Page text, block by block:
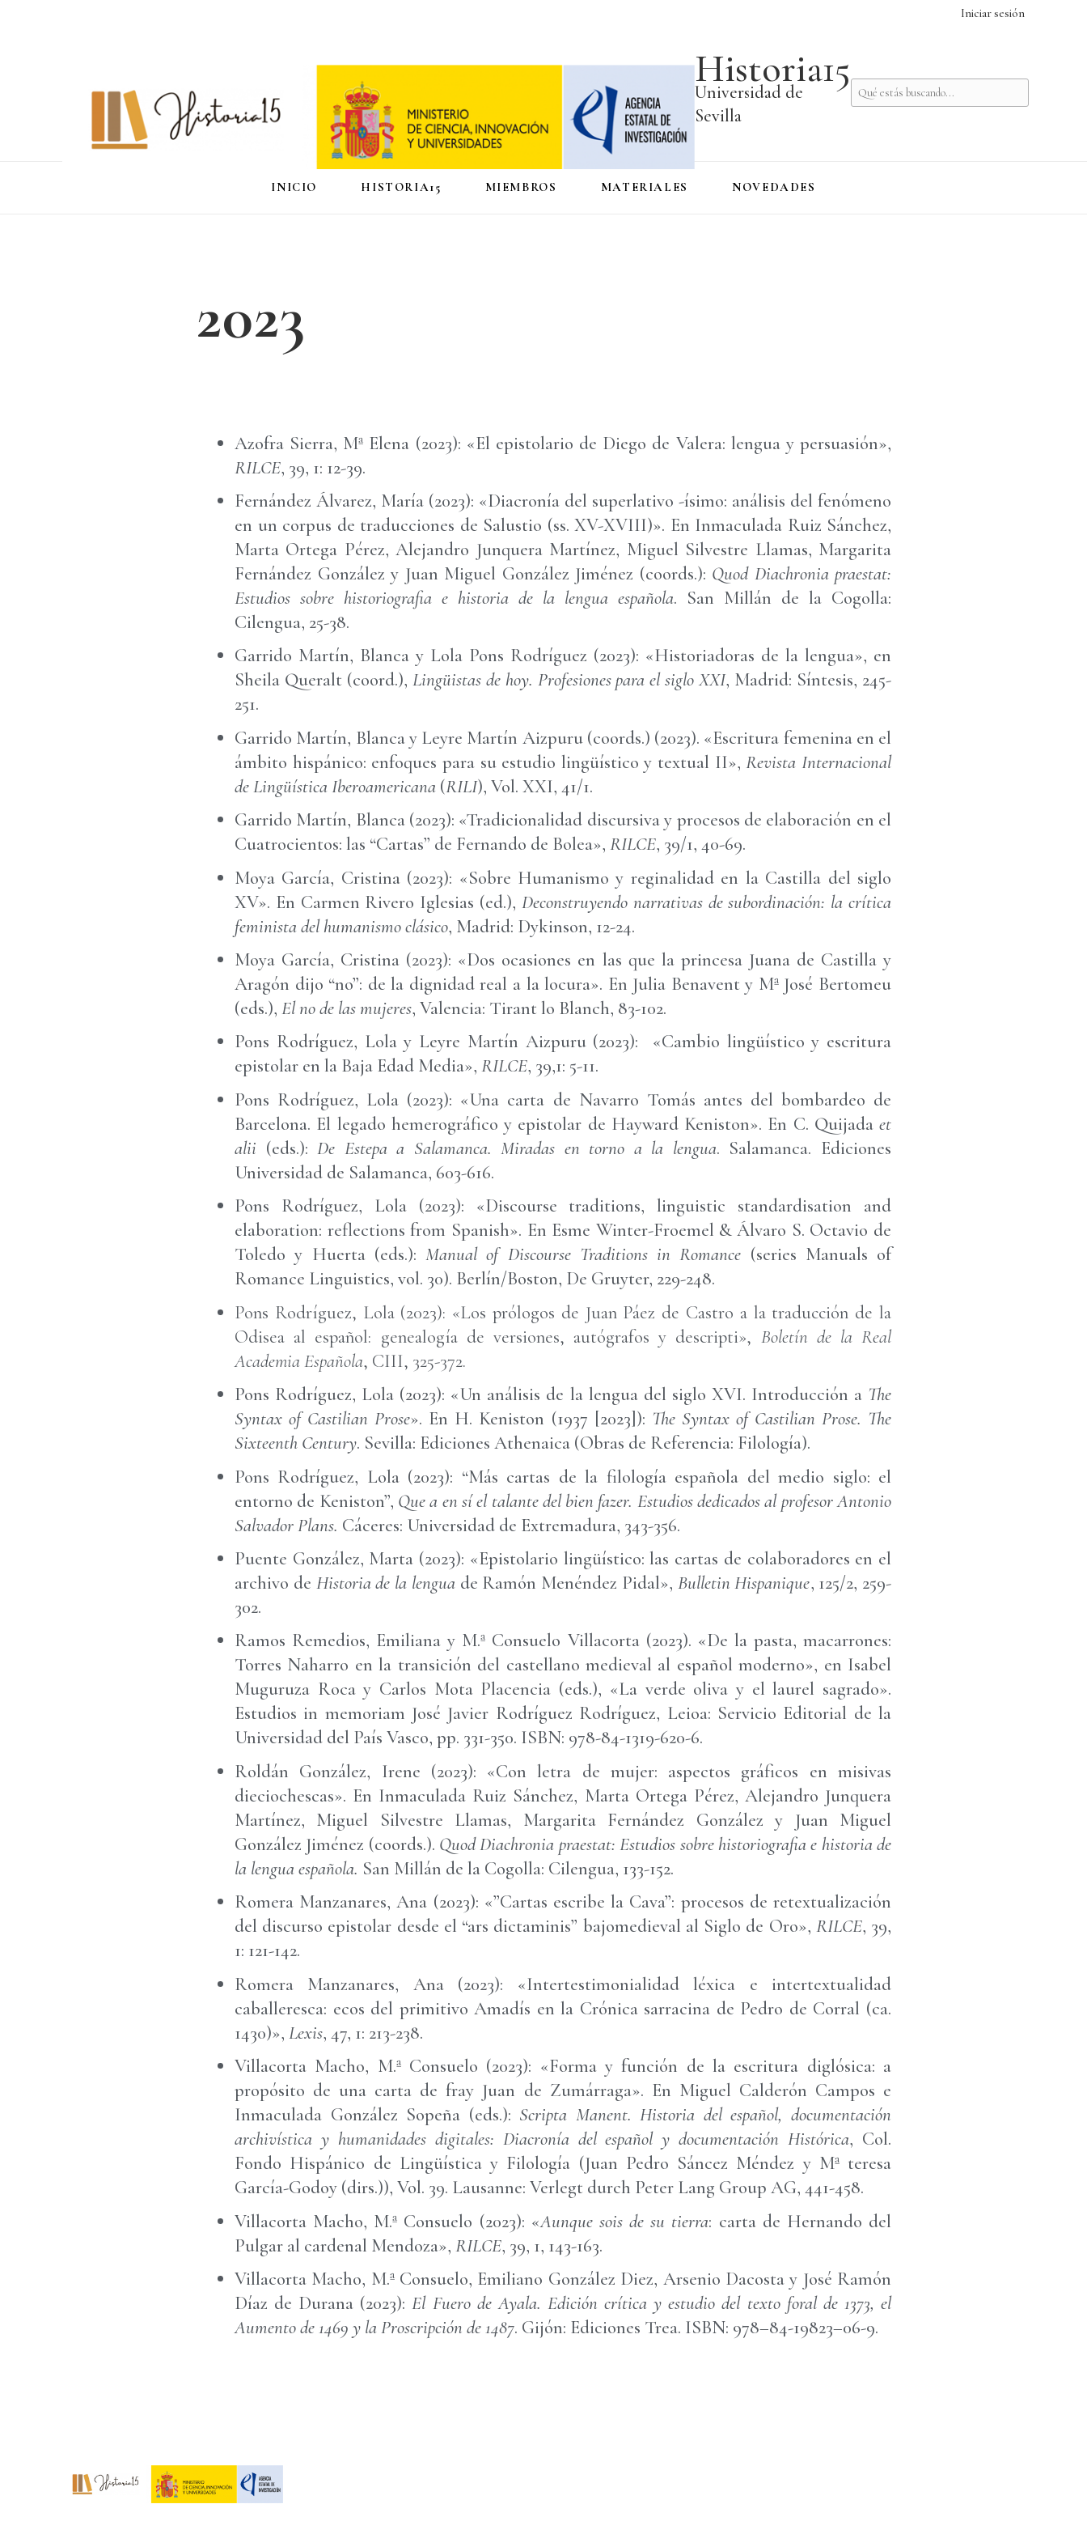
Iniciar sesión
Historia15
Universidad de
Sevilla
INICIO HISTORIA15 MIEMBROS MATERIALES NOVEDADES
2023
Azofra Sierra, Mª Elena (2023): «El epistolario de Diego de Valera: lengua y persuasión»,
RILCE, 39, 1: 12-39.
Fernández Álvarez, María (2023): «Diacronía del superlativo -ísimo: análisis del fenómeno
en un corpus de traducciones de Salustio (ss. XV-XVIII)». En Inmaculada Ruiz Sánchez,
Marta Ortega Pérez, Alejandro Junquera Martínez, Miguel Silvestre Llamas, Margarita
Fernández González y Juan Miguel González Jiménez (coords.): Quod Diachronia praestat:
Estudios sobre historiografia e historia de la lengua española. San Millán de la Cogolla:
Cilengua, 25-38.
Garrido Martín, Blanca y Lola Pons Rodríguez (2023): «Historiadoras de la lengua», en
Sheila Queralt (coord.), Lingüistas de hoy. Profesiones para el siglo XXI, Madrid: Síntesis, 245-
251.
Garrido Martín, Blanca y Leyre Martín Aizpuru (coords.) (2023). «Escritura femenina en el
ámbito hispánico: enfoques para su estudio lingüístico y textual II»,Revista Internacional
de Lingüística Iberoamericana (RILI), Vol. XXI, 41/1.
Garrido Martín, Blanca (2023): «Tradicionalidad discursiva y procesos de elaboración en el
Cuatrocientos: las “Cartas” de Fernando de Bolea», RILCE, 39/1, 40-69.
Moya García, Cristina (2023): «Sobre Humanismo y reginalidad en la Castilla del siglo
XV». En Carmen Rivero Iglesias (ed.), Deconstruyendo narrativas de subordinación: la crítica
feminista del humanismo clásico, Madrid: Dykinson, 12-24.
Moya García, Cristina (2023): «Dos ocasiones en las que la princesa Juana de Castilla y
Aragón dijo “no”: de la dignidad real a la locura». En Julia Benavent y Mª José Bertomeu
(eds.), El no de las mujeres, Valencia: Tirant lo Blanch, 83-102.
Pons Rodríguez, Lola y Leyre Martín Aizpuru (2023): «Cambio lingüístico y escritura
epistolar en la Baja Edad Media», RILCE, 39,1: 5-11.
Pons Rodríguez, Lola (2023): «Una carta de Navarro Tomás antes del bombardeo de
Barcelona. El legado hemerográfico y epistolar de Hayward Keniston». En C. Quijada et
alii (eds.):De Estepa a Salamanca. Miradas en torno a la lengua. Salamanca. Ediciones
Universidad de Salamanca, 603-616.
Pons Rodríguez, Lola (2023): «Discourse traditions, linguistic standardisation and
elaboration: reflections from Spanish». En Esme Winter-Froemel & Álvaro S. Octavio de
Toledo y Huerta (eds.): Manual of Discourse Traditions in Romance (series Manuals of
Romance Linguistics, vol. 30). Berlín/Boston, De Gruyter, 229-248.
Pons Rodríguez, Lola (2023): «Los prólogos de Juan Páez de Castro a la traducción de la
Odisea al español: genealogía de versiones, autógrafos y descripti», Boletín de la Real
Academia Española, CIII, 325-372.
Pons Rodríguez, Lola (2023): «Un análisis de la lengua del siglo XVI. Introducción a The
Syntax of Castilian Prose». En H. Keniston (1937 [2023]): The Syntax of Castilian Prose. The
Sixteenth Century. Sevilla: Ediciones Athenaica (Obras de Referencia: Filología).
Pons Rodríguez, Lola (2023): “Más cartas de la filología española del medio siglo: el
entorno de Keniston”, Que a en sí el talante del bien fazer. Estudios dedicados al profesor Antonio
Salvador Plans. Cáceres: Universidad de Extremadura, 343-356.
Puente González, Marta (2023): «Epistolario lingüístico: las cartas de colaboradores en el
archivo de Historia de la lenguade Ramón Menéndez Pidal», Bulletin Hispanique, 125/2, 259-
302.
Ramos Remedios, Emiliana y M.ª Consuelo Villacorta (2023). «De la pasta, macarrones:
Torres Naharro en la transición del castellano medieval al español moderno», en Isabel
Muguruza Roca y Carlos Mota Placencia (eds.), «La verde oliva y el laurel sagrado».
Estudios in memoriam José Javier Rodríguez Rodríguez, Leioa: Servicio Editorial de la
Universidad del País Vasco, pp. 331-350. ISBN: 978-84-1319-620-6.
Roldán González, Irene (2023): «Con letra de mujer: aspectos gráficos en misivas
dieciochescas». En Inmaculada Ruiz Sánchez, Marta Ortega Pérez, Alejandro Junquera
Martínez, Miguel Silvestre Llamas, Margarita Fernández González y Juan Miguel
González Jiménez (coords.). Quod Diachronia praestat: Estudios sobre historiografia e historia de
la lengua española. San Millán de la Cogolla: Cilengua, 133-152.
Romera Manzanares, Ana (2023): «”Cartas escribe la Cava”: procesos de retextualización
del discurso epistolar desde el “ars dictaminis” bajomedieval al Siglo de Oro», RILCE, 39,
1: 121-142.
Romera Manzanares, Ana (2023): «Intertestimonialidad léxica e intertextualidad
caballeresca: ecos del primitivo Amadís en la Crónica sarracina de Pedro de Corral (ca.
1430)», Lexis, 47, 1: 213-238.
Villacorta Macho, M.ª Consuelo (2023): «Forma y función de la escritura diglósica: a
propósito de una carta de fray Juan de Zumárraga». En Miguel Calderón Campos e
Inmaculada González Sopeña (eds.): Scripta Manent. Historia del español, documentación
archivística y humanidades digitales: Diacronía del español y documentación Histórica, Col.
Fondo Hispánico de Lingüística y Filología (Juan Pedro Sáncez Méndez y Mª teresa
García-Godoy (dirs.)), Vol. 39. Lausanne: Verlegt durch Peter Lang Group AG, 441-458.
Villacorta Macho, M.ª Consuelo (2023): «Aunque sois de su tierra: carta de Hernando del
Pulgar al cardenal Mendoza», RILCE, 39, 1, 143-163.
Villacorta Macho, M.ª Consuelo, Emiliano González Diez, Arsenio Dacosta y José Ramón
Díaz de Durana (2023):El Fuero de Ayala. Edición crítica y estudio del texto foral de 1373, el
Aumento de 1469 y la Proscripción de 1487. Gijón: Ediciones Trea. ISBN: 978–84-19823–06-9.